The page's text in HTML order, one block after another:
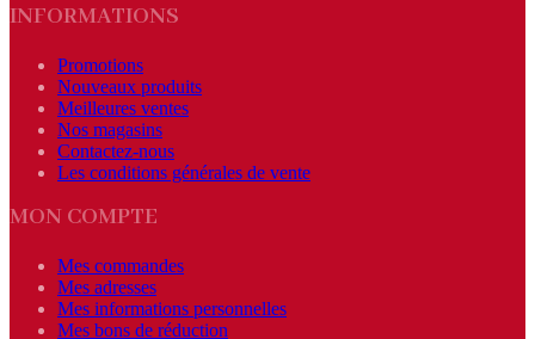
INFORMATIONS
Promotions
Nouveaux produits
Meilleures ventes
Nos magasins
Contactez-nous
Les conditions générales de vente
MON COMPTE
Mes commandes
Mes adresses
Mes informations personnelles
Mes bons de réduction